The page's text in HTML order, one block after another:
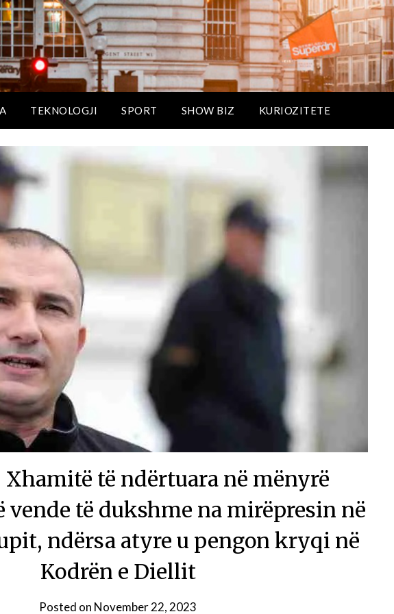
TEKNOLOGJI SPORT SHOW BIZ KURIOZITETE
të ndërtuara në mënyrë
vende të dukshme na mirëpresin në
ndërsa atyre u pengon kryqi në
Kodrën e Diellit
Posted on November 22, 2023